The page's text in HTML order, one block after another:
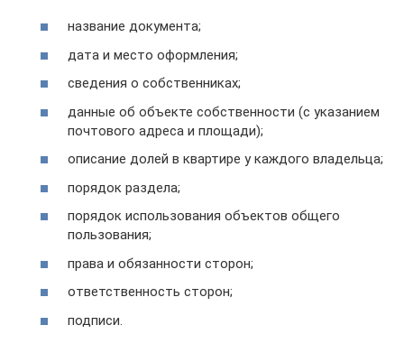
название документа;
дата и место оформления;
сведения о собственниках;
данные об объекте собственности (с указанием
почтового адреса и площади);
описание долей в квартире у каждого владельца;
порядок раздела;
порядок использования объектов общего
пользования;
права и обязанности сторон;
ответственность сторон;
подписи.